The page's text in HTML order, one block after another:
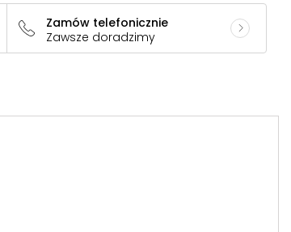
Zamów telefonicznie
Zawsze doradzimy